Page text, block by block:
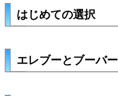
はじめての選択
エレブーとブーバー